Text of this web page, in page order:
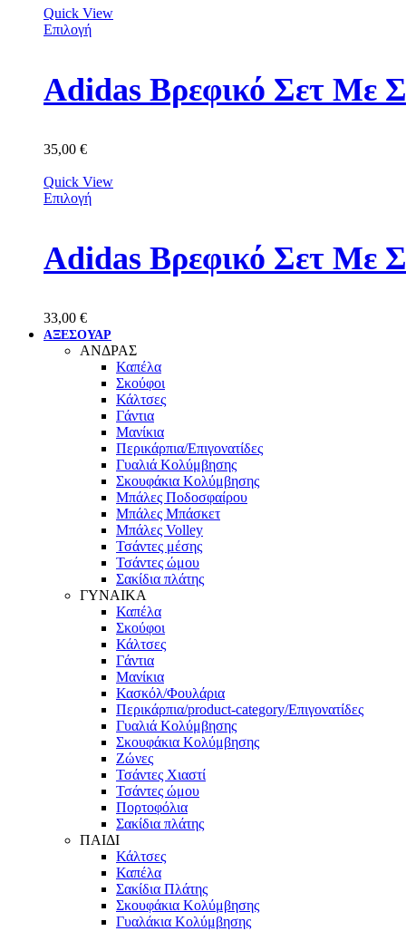
Quick View
Επιλογή
Adidas Βρεφικό Σετ Με
35,00 €
Quick View
Επιλογή
Adidas Βρεφικό Σετ Με
33,00 €
ΑΞΕΣΟΥΑΡ
ΑΝΔΡΑΣ
Καπέλα
Σκούφοι
Κάλτσες
Γάντια
Μανίκια
Περικάρπια/Επιγονατίδες
Γυαλιά Κολύμβησης
Σκουφάκια Κολύμβησης
Μπάλες Ποδοσφαίρου
Μπάλες Μπάσκετ
Μπάλες Volley
Τσάντες μέσης
Τσάντες ώμου
Σακίδια πλάτης
ΓΥΝΑΙΚΑ
Καπέλα
Σκούφοι
Κάλτσες
Γάντια
Μανίκια
Κασκόλ/Φουλάρια
Περικάρπια/product-category/Επιγονατίδες
Γυαλιά Κολύμβησης
Σκουφάκια Κολύμβησης
Ζώνες
Τσάντες Χιαστί
Τσάντες ώμου
Πορτοφόλια
Σακίδια πλάτης
ΠΑΙΔΙ
Κάλτσες
Καπέλα
Σακίδια Πλάτης
Σκουφάκια Κολύμβησης
Γυαλάκια Κολύμβησης